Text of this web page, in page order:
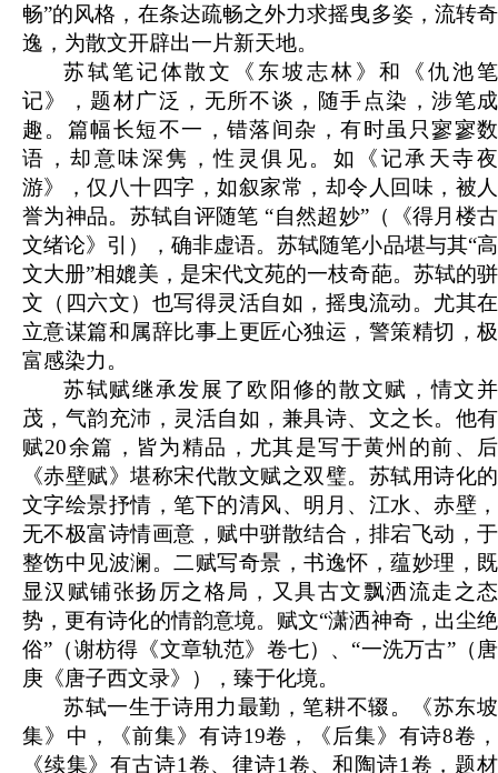
畅”的风格，在条达疏畅之外力求摇曳多姿，流转奇
逸，为散文开辟出一片新天地。
苏轼笔记体散文《东坡志林》和《仇池笔
记》，题材广泛，无所不谈，随手点染，涉笔成
趣。篇幅长短不一，错落间杂，有时虽只寥寥数
语，却意味深隽，性灵俱见。如《记承天寺夜
游》，仅八十四字，如叙家常，却令人回味，被人
誉为神品。苏轼自评随笔 “自然超妙”（《得月楼古
文绪论》引），确非虚语。苏轼随笔小品堪与其“高
文大册”相媲美，是宋代文苑的一枝奇葩。苏轼的骈
文（四六文）也写得灵活自如，摇曳流动。尤其在
立意谋篇和属辞比事上更匠心独运，警策精切，极
富感染力。
苏轼赋继承发展了欧阳修的散文赋，情文并
茂，气韵充沛，灵活自如，兼具诗、文之长。他有
赋20余篇，皆为精品，尤其是写于黄州的前、后
《赤壁赋》堪称宋代散文赋之双璧。苏轼用诗化的
文字绘景抒情，笔下的清风、明月、江水、赤壁，
无不极富诗情画意，赋中骈散结合，排宕飞动，于
整饬中见波澜。二赋写奇景，书逸怀，蕴妙理，既
显汉赋铺张扬厉之格局，又具古文飘洒流走之态
势，更有诗化的情韵意境。赋文“潇洒神奇，出尘绝
俗”（谢枋得《文章轨范》卷七）、“一洗万古”（唐
庚《唐子西文录》），臻于化境。
苏轼一生于诗用力最勤，笔耕不辍。《苏东坡
集》中，《前集》有诗19卷，《后集》有诗8卷，
《续集》有古诗1卷、律诗1卷、和陶诗1卷，题材